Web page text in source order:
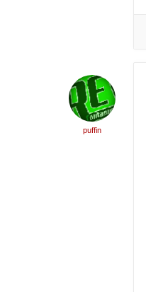
puffin